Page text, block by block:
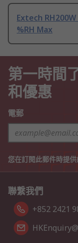
Extech
%RH Max
第一時間
和優惠
電郵
您在訂閱此郵件時提
聯繫我們
+852 2421